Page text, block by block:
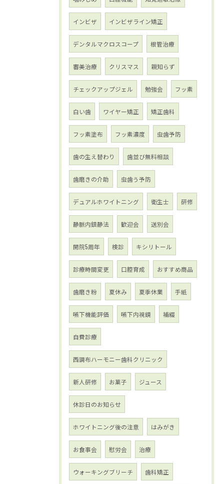
インビザ インビザライン矯正
デンタルマクロスコープ 根管治療
審美治療 クリスマス 親知らず
チェックアップジェル 勉強会 フッ素
白い歯 ワイヤー矯正 矯正歯科
フッ素塗布 フッ素濃度 虫歯予防
歯の生え替わり 歯並び無料相談
歯磨きの介助 虫歯う予防
デュアルホワイトニング 衛生士 研修
静脈内鎮静法 歓迎会 送別会
開院5周年 検診 キシリトール
診療時間変更 口腔育成 おすすめ商品
歯磨き粉 夏休み 夏季休業 手紙
嚥下機能評価 嚥下内視鏡 補綴
自費診療
西調布ハーモニー歯科クリニック
新人研修 お菓子 ジュース
休診日のお知らせ
ホワイトニング後の注意 はみがき
お食事会 慰労会 治療
ウォーキングブリーチ 歯科矯正